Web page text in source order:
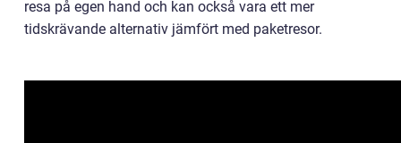
resa på egen hand och kan också vara ett mer
tidskrävande alternativ jämfört med paketresor.